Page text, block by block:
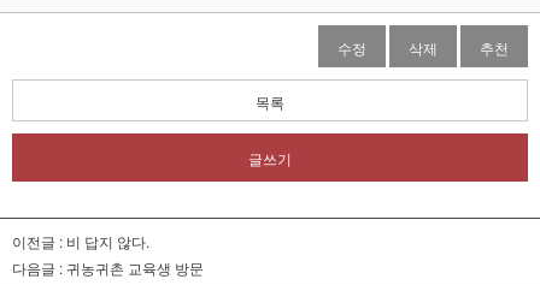
수정 삭제 추천
목록
글쓰기
이전글 : 비 답지 않다.
다음글 :귀농귀촌 교육생 방문